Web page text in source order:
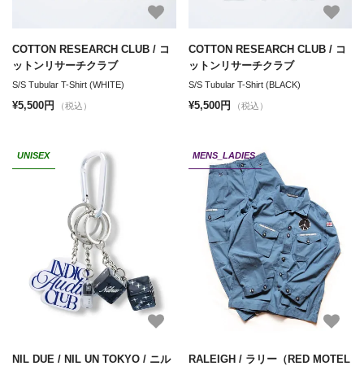
COTTON RESEARCH CLUB / コ
ットンリサーチクラブ
S/S Tubular T-Shirt (WHITE)
¥5,500円 （税込）
COTTON RESEARCH CLUB / コ
ットンリサーチクラブ
S/S Tubular T-Shirt (BLACK)
¥5,500円 （税込）
UNISEX
NIL DUE / NIL UN TOKYO / ニル
MENS_LADIES
RALEIGH / ラリー（RED MOTEL